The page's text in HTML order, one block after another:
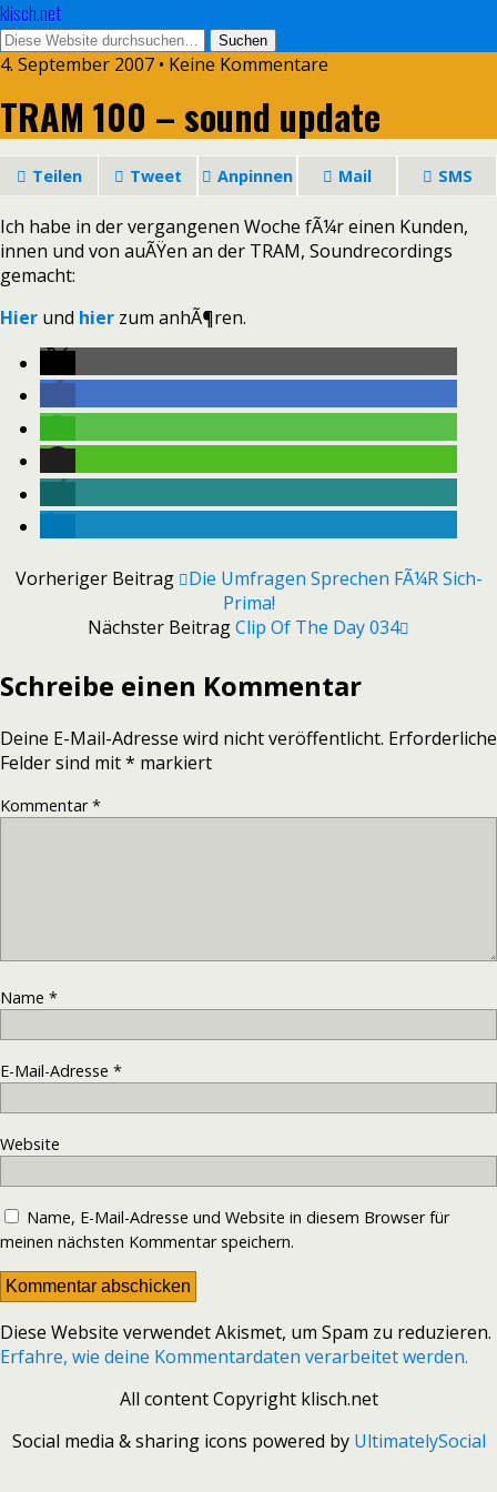
klisch.net
4. September 2007 • Keine Kommentare
TRAM 100 – sound update
Teilen Tweet Anpinnen Mail SMS
Ich habe in der vergangenen Woche fÃ¼r einen Kunden,
innen und von auÃŸen an der TRAM, Soundrecordings
gemacht:
Hier und hier zum anhÃ¶ren.
Vorheriger Beitrag
Die Umfragen Sprechen FÃ¼r Sich-
Prima!
Nächster BeitragClip Of The Day 034
Schreibe einen Kommentar
Deine E-Mail-Adresse wird nicht veröffentlicht. Erforderliche
Felder sind mit* markiert
Kommentar*
Name *
E-Mail-Adresse *
Website
Name, E-Mail-Adresse und Website in diesem Browser für
meinen nächsten Kommentar speichern.
Diese Website verwendet Akismet, um Spam zu reduzieren.
Erfahre, wie deine Kommentardaten verarbeitet werden.
All content Copyright klisch.net
Social media & sharing icons powered by UltimatelySocial